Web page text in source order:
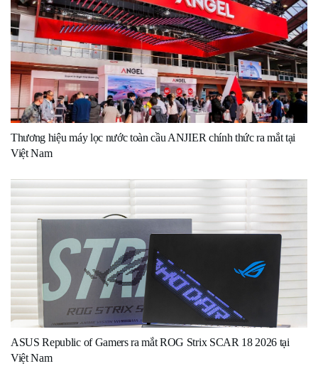
Thương hiệu máy lọc nước toàn cầu ANJIER chính thức ra mắt tại
Việt Nam
ASUS Republic of Gamers ra mắt ROG Strix SCAR 18 2026 tại
Việt Nam